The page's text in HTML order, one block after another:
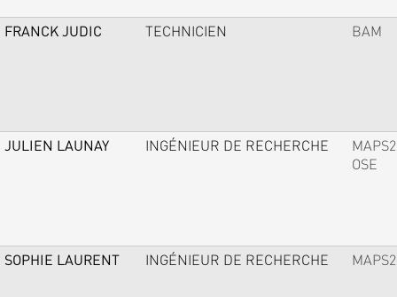
FRANCK JUDIC TECHNICIEN BAM
JULIEN LAUNAY INGÉNIEUR DE RECHERCHE
MAPS2
OSE
SOPHIE LAURENT INGÉNIEUR DE RECHERCHE MAPS2